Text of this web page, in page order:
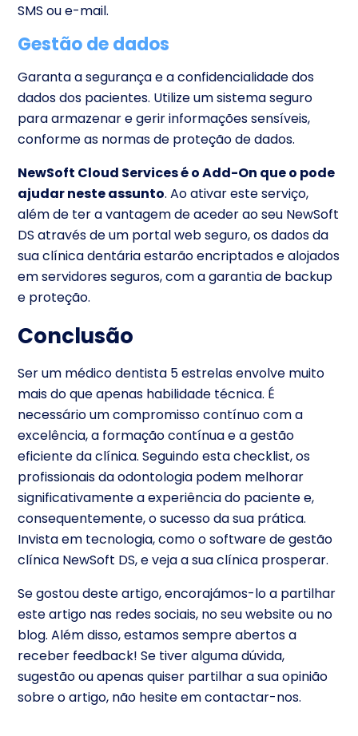
SMS ou e-mail.
Gestão de dados
Garanta a segurança e a confidencialidade dos
dados dos pacientes. Utilize um sistema seguro
para armazenar e gerir informações sensíveis,
conforme as normas de proteção de dados.
NewSoft Cloud Services é o Add-On que o pode
ajudar neste assunto. Ao ativar este serviço,
além de ter a vantagem de aceder ao seu NewSoft
DS através de um portal web seguro, os dados da
sua clínica dentária estarão encriptados e alojados
em servidores seguros, com a garantia de backup
e proteção.
Conclusão
Ser um médico dentista 5 estrelas envolve muito
mais do que apenas habilidade técnica. É
necessário um compromisso contínuo com a
excelência, a formação contínua e a gestão
eficiente da clínica. Seguindo esta checklist, os
profissionais da odontologia podem melhorar
significativamente a experiência do paciente e,
consequentemente, o sucesso da sua prática.
Invista em tecnologia, como o software de gestão
clínica NewSoft DS, e veja a sua clínica prosperar.
Se gostou deste artigo, encorajámos-lo a partilhar
este artigo nas redes sociais, no seu website ou no
blog. Além disso, estamos sempre abertos a
receber feedback! Se tiver alguma dúvida,
sugestão ou apenas quiser partilhar a sua opinião
sobre o artigo, não hesite em contactar-nos.